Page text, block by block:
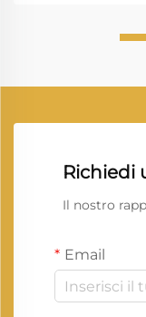
Richiedi
Il nostro
Email